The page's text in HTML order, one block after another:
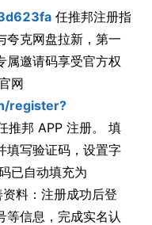
任推邦注册指
克网盘拉新，第一
属邀请码享受官方权
网
register?
推邦 APP 注册。 填
填写验证码，设置字
已自动填充为
料：注册成功后登
等信息，完成实名认